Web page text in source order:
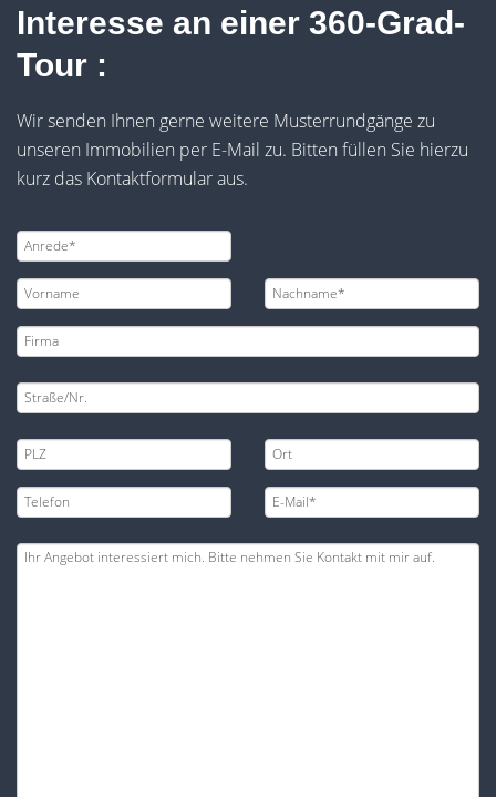
Interesse an einer 360-Grad-
Tour :
Wir senden Ihnen gerne weitere Musterrundgänge zu
unseren Immobilien per E-Mail zu. Bitten füllen Sie hierzu
kurz das Kontaktformular aus.